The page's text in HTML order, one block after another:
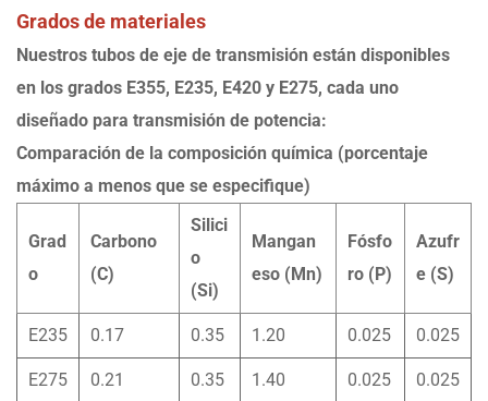
Grados de materiales
Nuestros tubos de eje de transmisión están disponibles
en los grados E355, E235, E420 y E275, cada uno
diseñado para transmisión de potencia:
Comparación de la composición química (porcentaje
máximo a menos que se especifique)
Grad
o
Carbono
(C)
Silici
o
(Si)
Mangan
eso (Mn)
Fósfo
ro (P)
Azufr
e (S)
E235 0.17 0.35 1.20 0.025 0.025
E275 0.21 0.35 1.40 0.025 0.025